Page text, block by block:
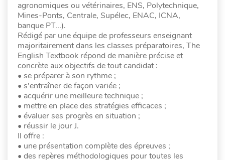
agronomiques ou vétérinaires, ENS, Polytechnique,
Mines-Ponts, Centrale, Supélec, ENAC, ICNA,
banque PT...).
Rédigé par une équipe de professeurs enseignant
majoritairement dans les classes préparatoires, The
English Textbook répond de manière précise et
concrète aux objectifs de tout candidat :
• se préparer à son rythme ;
• s'entraîner de façon variée ;
• acquérir une meilleure technique ;
• mettre en place des stratégies efficaces ;
• évaluer ses progrès en situation ;
• réussir le jour J.
Il offre :
• une présentation complète des épreuves ;
• des repères méthodologiques pour toutes les